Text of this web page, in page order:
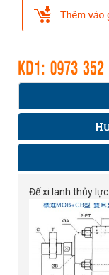
Đế xi lanh thủy